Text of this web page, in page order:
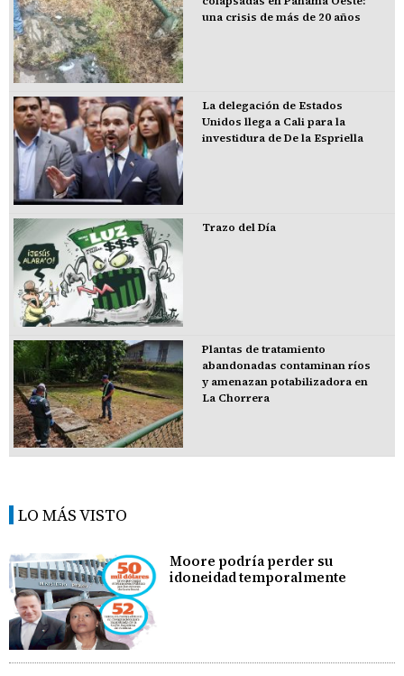
una crisis de más de 20 años
La delegación de Estados
Unidos llega a Cali para la
investidura de De la Espriella
Trazo del Día
Plantas de tratamiento
abandonadas contaminan ríos
y amenazan potabilizadora en
La Chorrera
LO MÁS VISTO
Moore podría perder su
idoneidad temporalmente